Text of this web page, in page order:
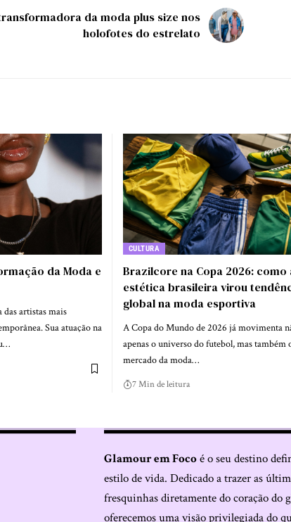
da moda plus size nos
holofotes do estrelato
da Moda e
das artistas mais
Sua atuação na
CULTURA
Brazilcore na Copa 2026: como
estética brasileira virou
global na moda esportiva
A Copa do Mundo de 2026 já movimenta
apenas o universo do futebol, mas também
mercado da moda…
7 Min de leitura
Glamour em Focoé o seu destino
estilo de vida. Dedicado a trazer as
fresquinhas diretamente do coração do
oferecemos uma visão privilegiada do